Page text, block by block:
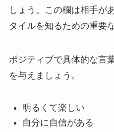
しょう。この欄は相手が
タイルを知るための重要
ポジティブで具体的な言
を与えましょう。
明るくて楽しい
自分に自信がある